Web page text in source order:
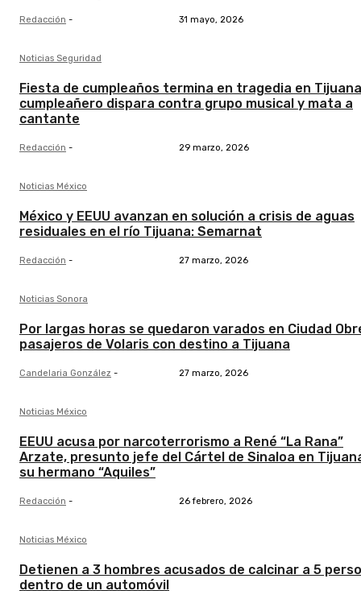
Redacción - 31 mayo, 2026
Noticias Seguridad
Fiesta de cumpleaños termina en tragedia en
cumpleañero dispara contra grupo musical y mata a
cantante
Redacción - 29 marzo, 2026
Noticias México
México y EEUU avanzan en solución a crisis de aguas
residuales en el río Tijuana: Semarnat
Redacción - 27 marzo, 2026
Noticias Sonora
Por largas horas se quedaron varados en Ciudad
pasajeros de Volaris con destino a Tijuana
Candelaria González - 27 marzo, 2026
Noticias México
EEUU acusa por narcoterrorismo a René “La Rana”
Arzate, presunto jefe del Cártel de Sinaloa en
su hermano “Aquiles”
Redacción - 26 febrero, 2026
Noticias México
Detienen a 3 hombres acusados de calcinar a 5
dentro de un automóvil